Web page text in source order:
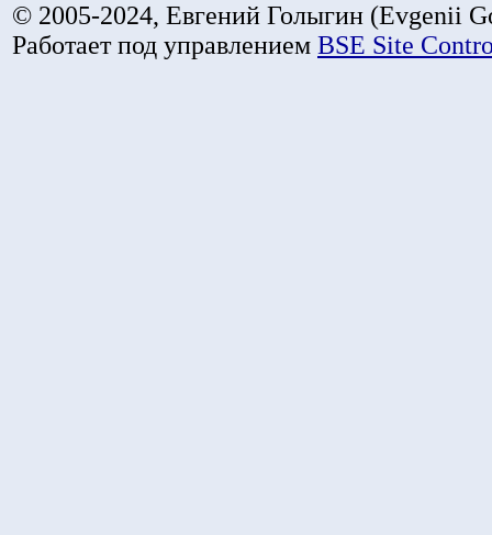
© 2005-2024, Евгений Голыгин (Evgenii
Работает под управлением BSE Site